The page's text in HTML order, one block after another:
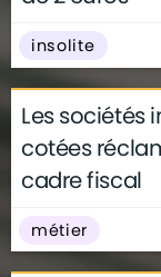
infographie
technologie
insolite
Les sociétés
cotées
cadre fiscal
métier